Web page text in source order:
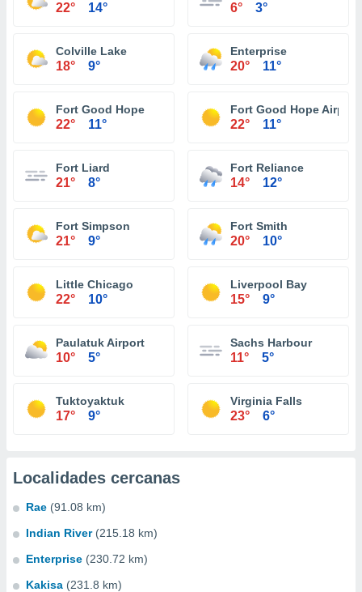
22° 14° 6° 3°
Colville Lake
18° 9°
Enterprise
20° 11°
Fort Good Hope
22° 11°
Fort Good Hope Airport
22° 11°
Fort Liard
21° 8°
Fort Reliance
14° 12°
Fort Simpson
21° 9°
Fort Smith
20° 10°
Little Chicago
22° 10°
Liverpool Bay
15° 9°
Paulatuk Airport
10° 5°
Sachs Harbour
11° 5°
Tuktoyaktuk
17° 9°
Virginia Falls
23° 6°
Localidades cercanas
Rae (91.08 km)
Indian River (215.18 km)
Enterprise (230.72 km)
Kakisa (231.8 km)